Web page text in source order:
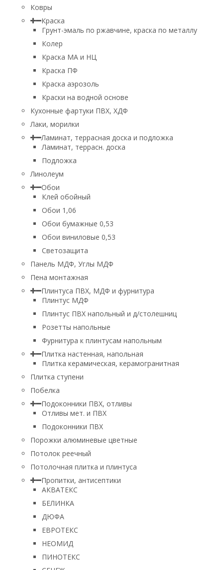
Ковры
Краска
Грунт-эмаль по ржавчине, краска по металлу
Колер
Краска МА и НЦ
Краска ПФ
Краска аэрозоль
Краски на водной основе
Кухонные фартуки ПВХ, ХДФ
Лаки, морилки
Ламинат, террасная доска и подложка
Ламинат, террасн. доска
Подложка
Линолеум
Обои
Клей обойный
Обои 1,06
Обои бумажные 0,53
Обои виниловые 0,53
Светозащита
Панель МДФ, Углы МДФ
Пена монтажная
Плинтуса ПВХ, МДФ и фурнитура
Плинтус МДФ
Плинтус ПВХ напольный и д/столешниц
Розетты напольные
Фурнитура к плинтусам напольным
Плитка настенная, напольная
Плитка керамическая, керамогранитная
Плитка ступени
Побелка
Подоконники ПВХ, отливы
Отливы мет. и ПВХ
Подоконники ПВХ
Порожки алюминевые цветные
Потолок реечный
Потолочная плитка и плинтуса
Пропитки, антисептики
АКВАТЕКС
БЕЛИНКА
ДЮФА
ЕВРОТЕКС
НЕОМИД
ПИНОТЕКС